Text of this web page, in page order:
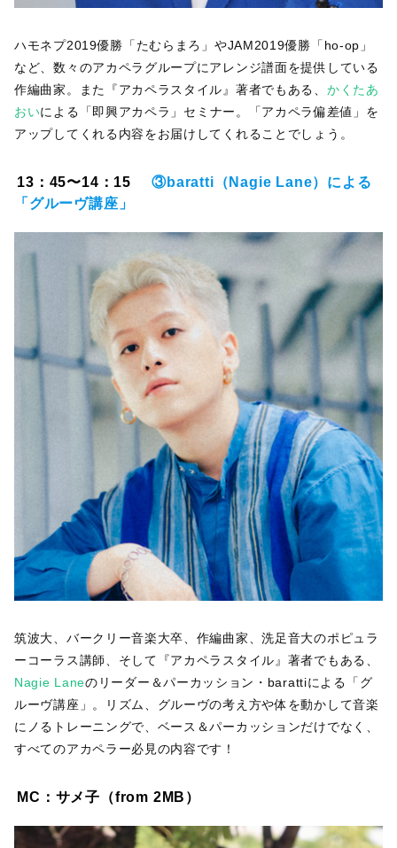
ハモネプ2019優勝「たむらまろ」やJAM2019優勝「ho-op」
など、数々のアカペラグループにアレンジ譜面を提供している
作編曲家。また『アカペラスタイル』著者でもある、 かくたあ
おいによる「即興アカペラ」セミナー。「アカペラ偏差値」を
アップしてくれる内容をお届けしてくれることでしょう。
13：45〜14：15
③baratti（Nagie Lane）による
「グルーヴ講座」
筑波大、バークリー音楽大卒、作編曲家、洗足音大のポピュラ
ーコーラス講師、そして『アカペラスタイル』著者でもある、
Nagie Laneのリーダー＆パーカッション・barattiによる「グ
ルーヴ講座」。リズム、グルーヴの考え方や体を動かして音楽
にノるトレーニングで、ベース＆パーカッションだけでなく、
すべてのアカペラー必見の内容です！
MC：サメ子（from 2MB）